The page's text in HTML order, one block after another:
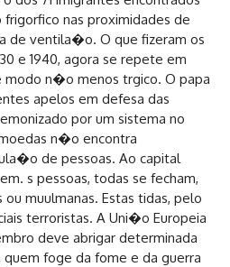
nas proximidades de
de ventila�o. O que fizeram os
e 1940, agora se repete em
modo n�o menos trgico. O papa
apelos em defesa das
por um sistema no
n�o encontra
de pessoas. Ao capital
s pessoas, todas se fecham,
muulmanas. Estas tidas, pelo
terroristas. A Uni�o Europeia
deve abrigar determinada
foge da fome e da guerra